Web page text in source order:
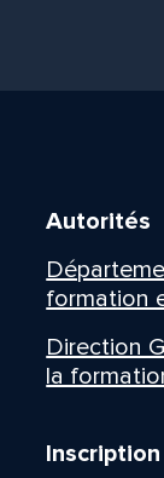
Autorités
formation
Direction
la